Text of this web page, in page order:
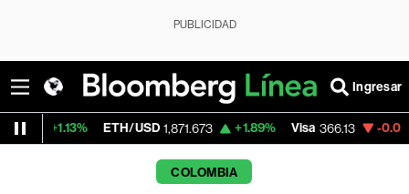
PUBLICIDAD
Ingresar
ETH/USD 1,871.673 +1.89% Visa 366.13 -0.04%
COLOMBIA